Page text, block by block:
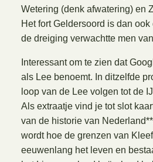
Wetering (denk afwatering) en
Het fort Geldersoord is dan
de dreiging verwachtte men
Interessant om te zien dat
als Lee benoemt. In ditzelfde
loop van de Lee volgen tot de
Als extraatje vind je tot slot
van de historie van
wordt hoe de grenzen van
eeuwenlang het leven en